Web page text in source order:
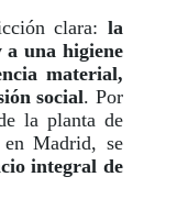
clara: la
a una higiene
material,
social. Por
la planta de
Madrid, se
integral de